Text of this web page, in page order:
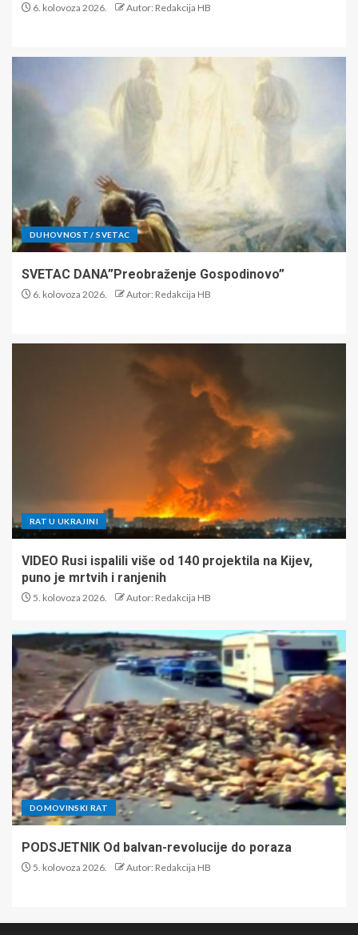
6. kolovoza 2026. Autor: Redakcija HB
DUHOVNOST / SVETAC
SVETAC DANA”Preobraženje Gospodinovo”
6. kolovoza 2026. Autor: Redakcija HB
RAT U UKRAJINI
VIDEO Rusi ispalili više od 140 projektila na Kijev,
puno je mrtvih i ranjenih
5. kolovoza 2026. Autor: Redakcija HB
DOMOVINSKI RAT
PODSJETNIK Od balvan-revolucije do poraza
5. kolovoza 2026. Autor: Redakcija HB